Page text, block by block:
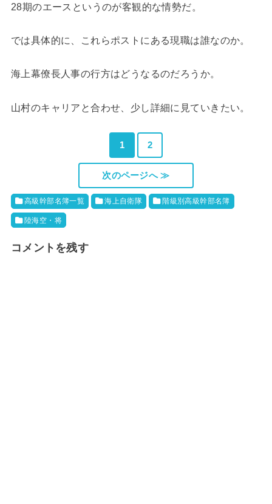
28期のエースというのが客観的な情勢だ。
では具体的に、これらポストにある現職は誰なのか。
海上幕僚長人事の行方はどうなるのだろうか。
山村のキャリアと合わせ、少し詳細に見ていきたい。
1 2
次のページへ ≫
高級幹部名簿一覧 海上自衛隊 階級別高級幹部名簿
陸海空・将
コメントを残す